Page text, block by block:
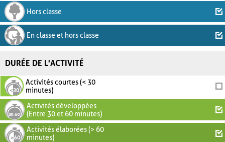
Hors classe
En classe et hors classe
DURÉE DE L'ACTIVITÉ
Activités courtes (< 30
minutes)
Activités développées
(Entre 30 et 60 minutes)
Activités élaborées (> 60
minutes)